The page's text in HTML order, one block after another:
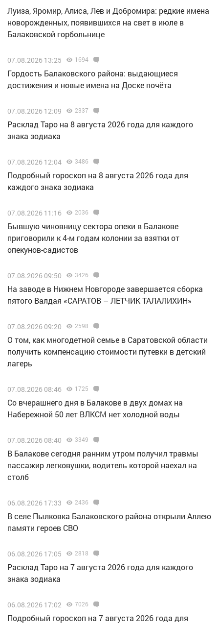
Луиза, Яромир, Алиса, Лев и Добромира: редкие имена
новорожденных, появившихся на свет в июле в
Балаковской горбольнице
07.08.2026 13:25 1694
Гордость Балаковского района: выдающиеся
достижения и новые имена на Доске почёта
07.08.2026 12:09 2337
Расклад Таро на 8 августа 2026 года для каждого
знака зодиака
07.08.2026 12:04 3486
Подробный гороскоп на 8 августа 2026 года для
каждого знака зодиака
07.08.2026 11:16 2036
Бывшую чиновницу сектора опеки в Балакове
приговорили к 4-м годам колонии за взятки от
опекунов-садистов
07.08.2026 09:50 3426
Н️а заводе в Нижнем Новгороде завершается сборка
пятого Валдая «САРАТОВ – ЛЕТЧИК ТАЛАЛИХИН»
07.08.2026 09:20 2598
О том, как многодетной семье в Саратовской области
получить компенсацию стоимости путевки в детский
лагерь
07.08.2026 08:46 1725
Со вчерашнего дня в Балакове в двух домах на
Набережной 50 лет ВЛКСМ нет холодной воды
07.08.2026 08:40 3349
В Балакове сегодня ранним утром получил травмы
пассажир легковушки, водитель которой наехал на
столб
06.08.2026 17:33 2436
В селе Пылковка Балаковского района открыли Аллею
памяти героев СВО
06.08.2026 17:05 2818
Расклад Таро на 7 августа 2026 года для каждого
знака зодиака
06.08.2026 17:02 7026
Подробный гороскоп на 7 августа 2026 года для